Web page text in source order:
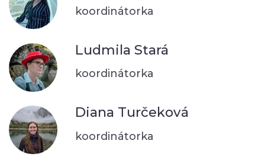
koordinátorka
Ludmila Stará
koordinátorka
Diana Turčeková
koordinátorka